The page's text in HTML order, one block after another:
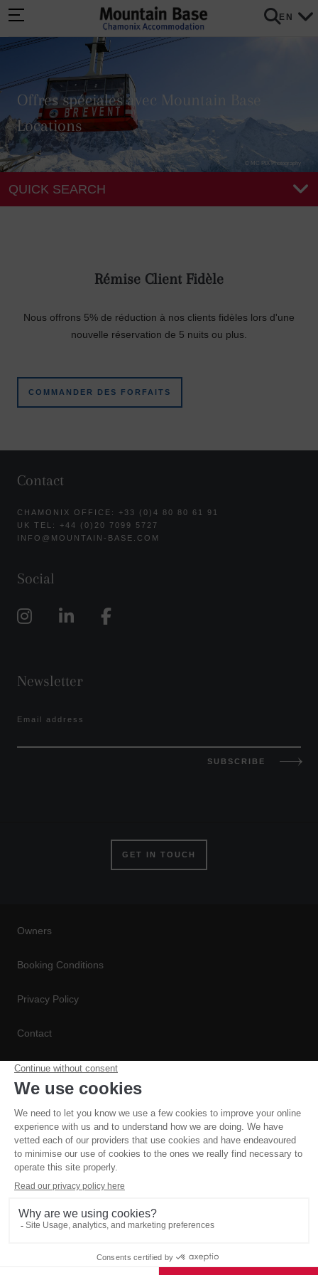
EN
© MC PIX Photography
Offres spéciales avec Mountain Base
Locations
QUICK SEARCH
Rémise Client Fidèle
Nous offrons 5% de réduction à nos clients fidèles lors d'une
nouvelle réservation de 5 nuits ou plus.
COMMANDER DES FORFAITS
Contact
CHAMONIX OFFICE: +33 (0)4 80 80 61 91
UK TEL: +44 (0)20 7099 5727
INFO@MOUNTAIN-BASE.COM
Social
Newsletter
Email address
SUBSCRIBE
GET IN TOUCH
Owners
Booking Conditions
Privacy Policy
Contact
Conditions de Réservation
Website and all original content copyright © Mountain Base